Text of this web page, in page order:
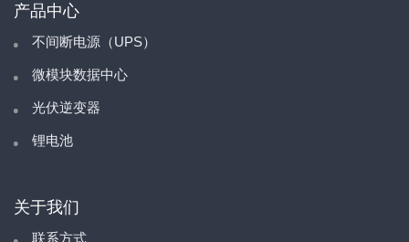
产品中心
不间断电源（UPS）
微模块数据中心
光伏逆变器
锂电池
关于我们
联系方式